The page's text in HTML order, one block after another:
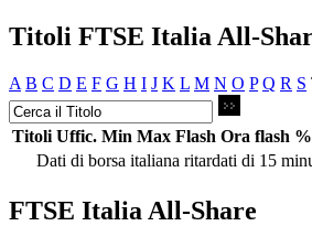
Titoli FTSE Italia All-
A B C D E F G H I J K L M N O P Q R S
Titoli Uffic. Min Max Flash Ora flash
Dati di borsa italiana ritardati di 15
FTSE Italia All-Share